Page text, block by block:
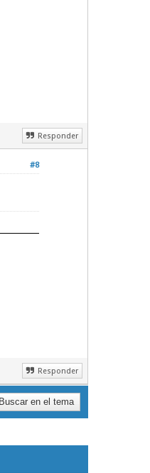
Responder
#8
Responder